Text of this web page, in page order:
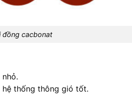
đồng cacbonat
thống thông gió tốt.